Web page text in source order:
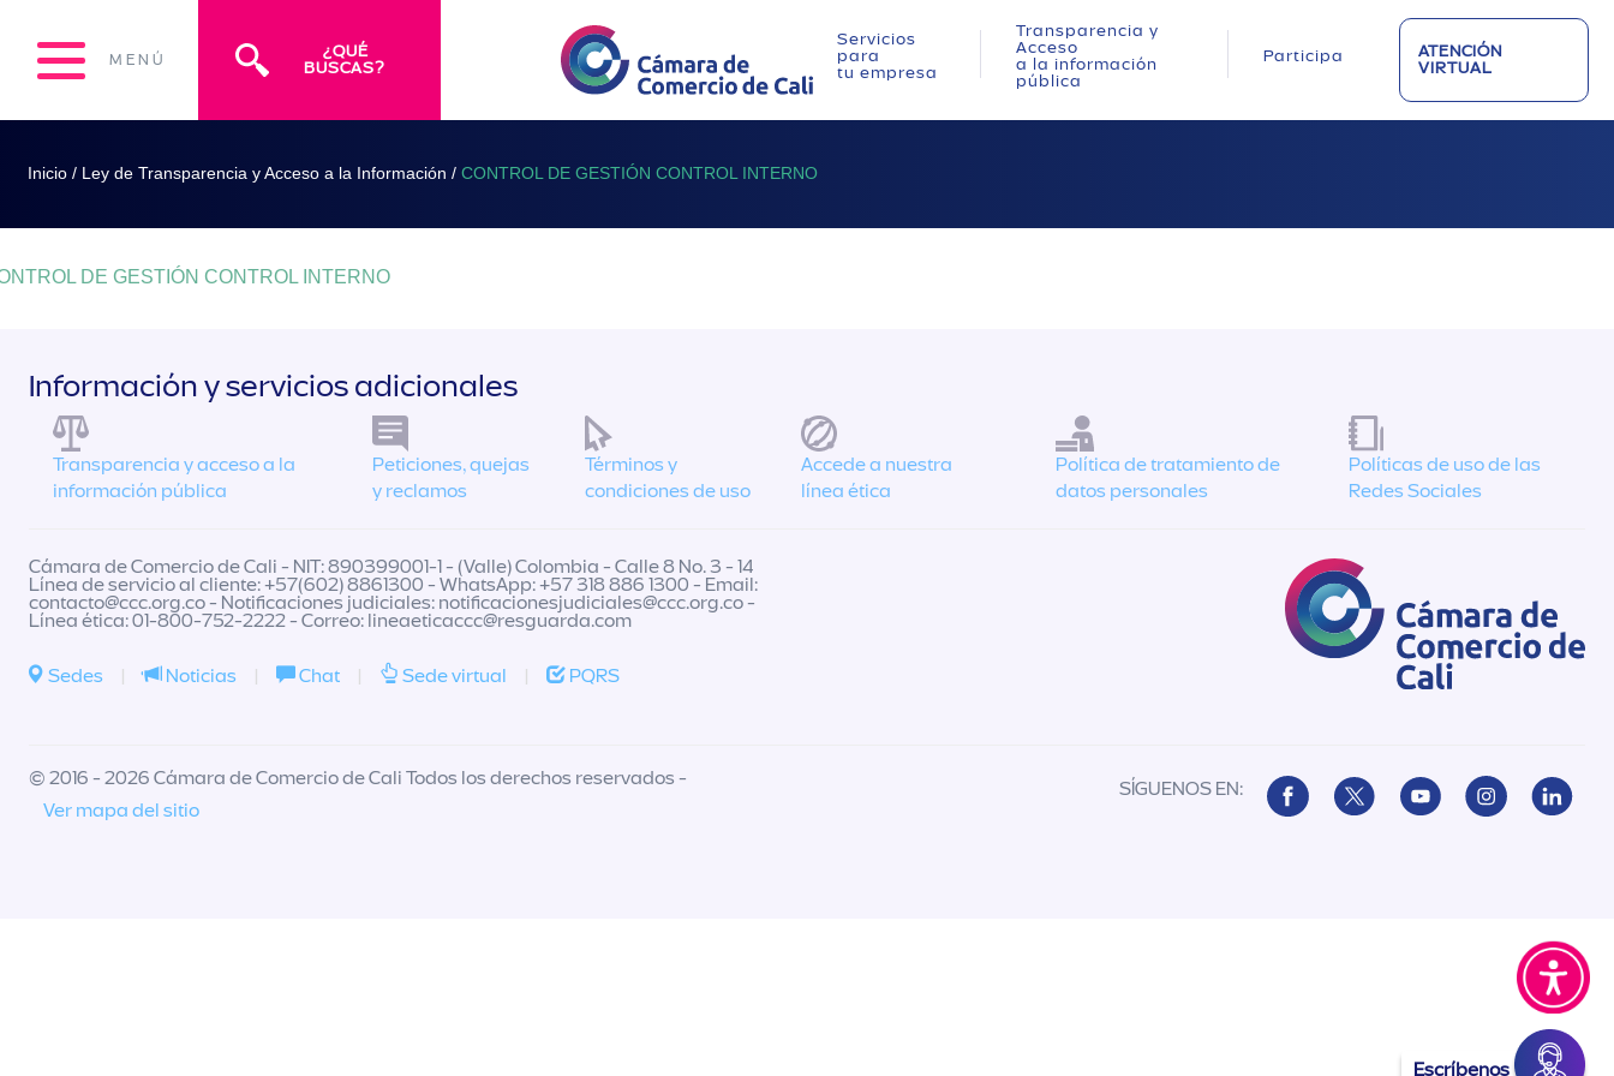
MENÚ
¿QUÉ
BUSCAS?
Servicios
para
tu empresa
Transparencia y
Acceso
a la información
pública
Participa
ATENCIÓN
VIRTUAL
Inicio / Ley de Transparencia y Acceso a la Información / CONTROL DE GESTIÓN CONTROL INTERNO
DE GESTIÓN CONTROL INTERNO
Escríbenos
Información y servicios adicionales
Transparencia y acceso a la
información pública
Peticiones, quejas
y reclamos
Términos y
condiciones de uso
Accede a nuestra
línea ética
Política de tratamiento de
datos personales
Políticas de uso de las
Redes Sociales
Cámara de Comercio de Cali - NIT: 890399001-1 - (Valle) Colombia - Calle 8 No. 3 - 14
Línea de servicio al cliente: +57(602) 8861300 - WhatsApp: +57 318 886 1300 - Email:
contacto@ccc.org.co- Notificaciones judiciales: notificacionesjudiciales@ccc.org.co-
Línea ética: 01-800-752-2222 - Correo: lineaeticaccc@resguarda.com
Sedes | Noticias | Chat | Sede virtual | PQRS
© 2016 - 2026 Cámara de Comercio de Cali Todos los derechos reservados -
Ver mapa del sitio
SÍGUENOS EN: